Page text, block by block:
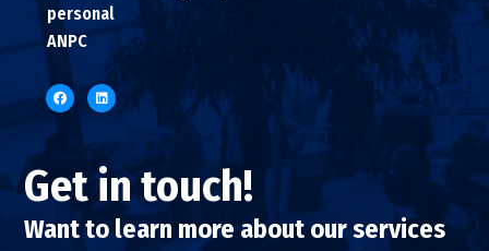
personal
ANPC
Get in touch!
Want to learn more about our services